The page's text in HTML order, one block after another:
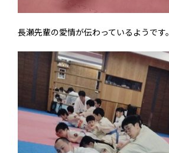
長瀬先輩の愛情が伝わっているようです。